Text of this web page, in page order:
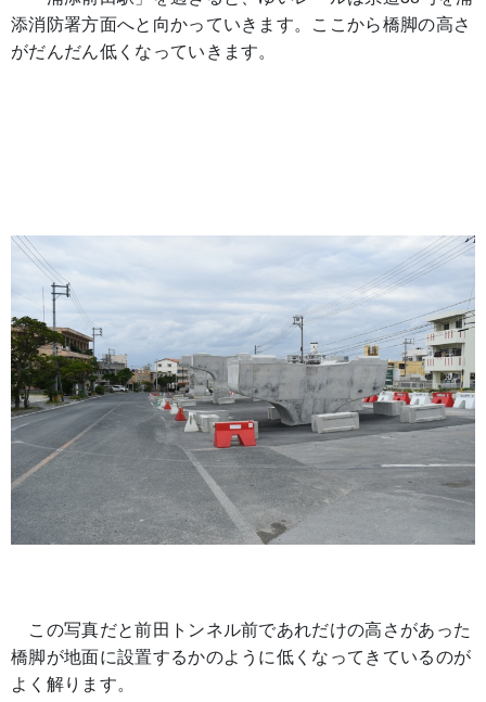
添消防署方面へと向かっていきます。ここから橋脚の高さ
がだんだん低くなっていきます。
この写真だと前田トンネル前であれだけの高さがあった
橋脚が地面に設置するかのように低くなってきているのが
よく解ります。